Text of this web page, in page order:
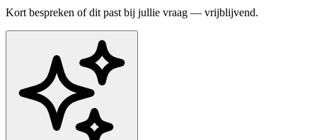
Kort bespreken of dit past bij jullie vraag — vrijblijvend.